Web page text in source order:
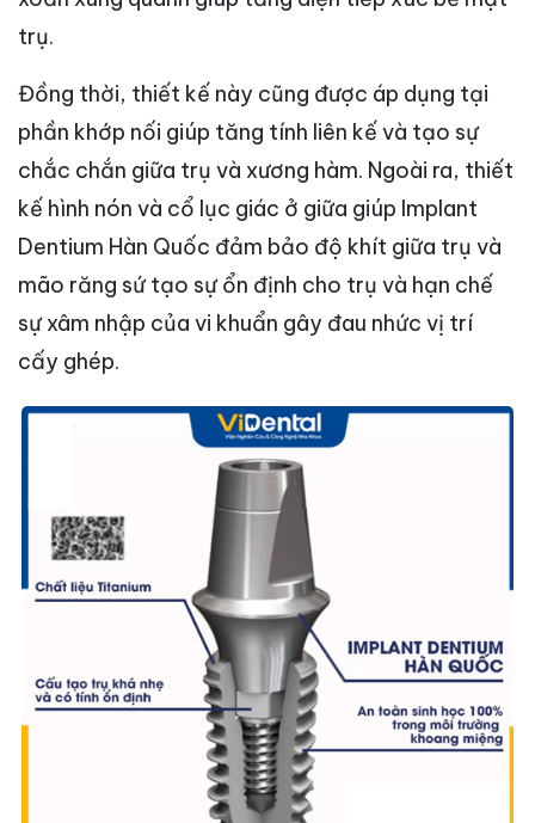
trụ.
Đồng thời, thiết kế này cũng được áp dụng tại
phần khớp nối giúp tăng tính liên kế và tạo sự
chắc chắn giữa trụ và xương hàm. Ngoài ra, thiết
kế hình nón và cổ lục giác ở giữa giúp Implant
Dentium Hàn Quốc đảm bảo độ khít giữa trụ và
mão răng sứ tạo sự ổn định cho trụ và hạn chế
sự xâm nhập của vi khuẩn gây đau nhức vị trí
cấy ghép.